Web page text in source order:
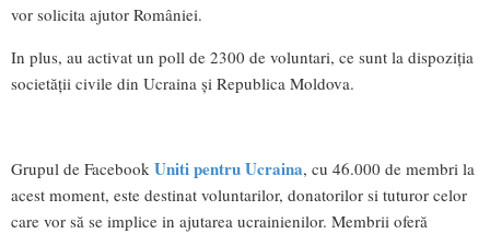
vor solicita ajutor României.
In plus, au activat un poll de 2300 de voluntari, ce sunt la dispoziția
societății civile din Ucraina și Republica Moldova.
Grupul de Facebook Uniti pentru Ucraina, cu 46.000 de membri la
acest moment, este destinat voluntarilor, donatorilor si tuturor celor
care vor să se implice in ajutarea ucrainienilor. Membrii oferă